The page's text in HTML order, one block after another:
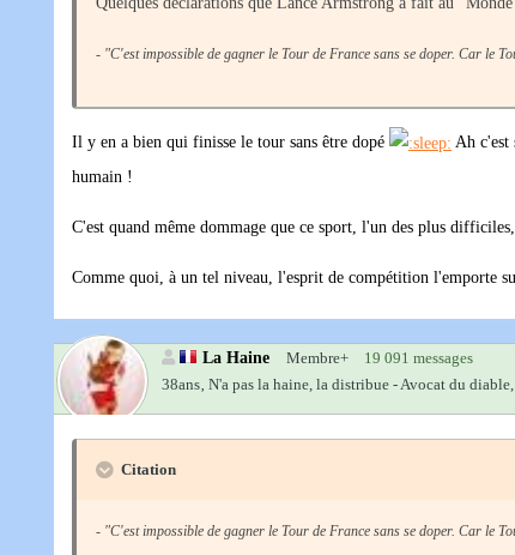
- "C'est impossible de gagner le Tour de France sans se doper. Car le
Il y en a bien qui finisse le tour sans être dopé
Ah c'est
humain !
C'est quand même dommage que ce sport, l'un des plus
Comme quoi, à un tel niveau, l'esprit de compétition l'emporte
La Haine Membre+ 19 091 messages
38ans‚ N'a pas la haine, la distribue - Avocat du diable,
Citation
- "C'est impossible de gagner le Tour de France sans se doper. Car le